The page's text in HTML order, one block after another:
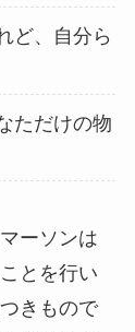
ど、自分ら
ただけの物
ーソンは
とを行い
きもので